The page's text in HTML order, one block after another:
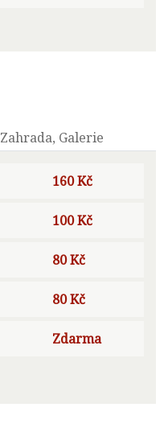
Zahrada, Galerie
160 Kč
100 Kč
80 Kč
80 Kč
Zdarma